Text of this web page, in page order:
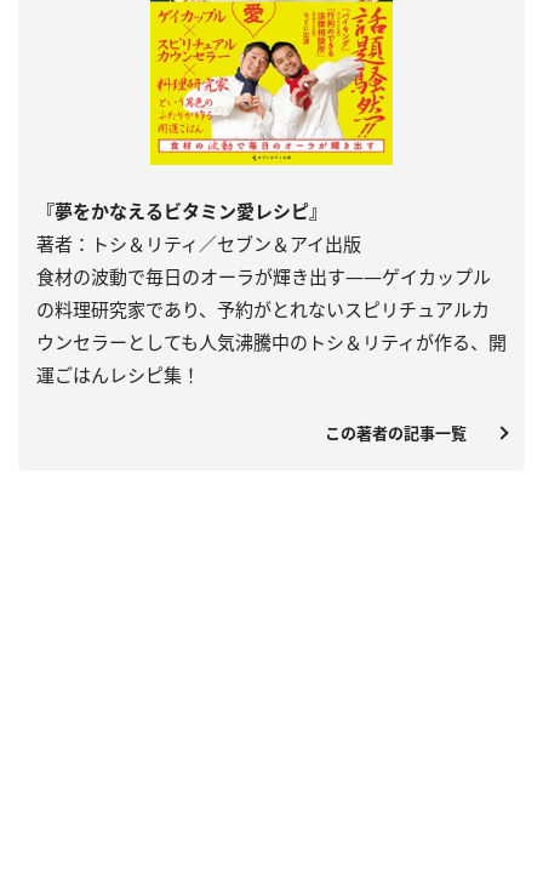
『夢をかなえるビタミン愛レシピ』
著者：トシ＆リティ／セブン＆アイ出版
食材の波動で毎日のオーラが輝き出す――ゲイカップル
の料理研究家であり、予約がとれないスピリチュアルカ
ウンセラーとしても人気沸騰中のトシ＆リティが作る、開
運ごはんレシピ集！
この著者の記事一覧